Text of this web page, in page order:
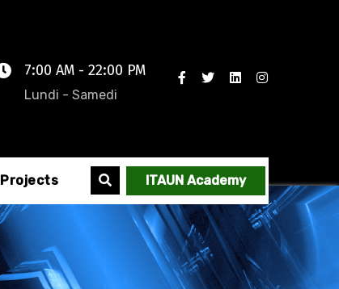
7:00 AM - 22:00 PM
Lundi - Samedi
Projects ITAUN Academy